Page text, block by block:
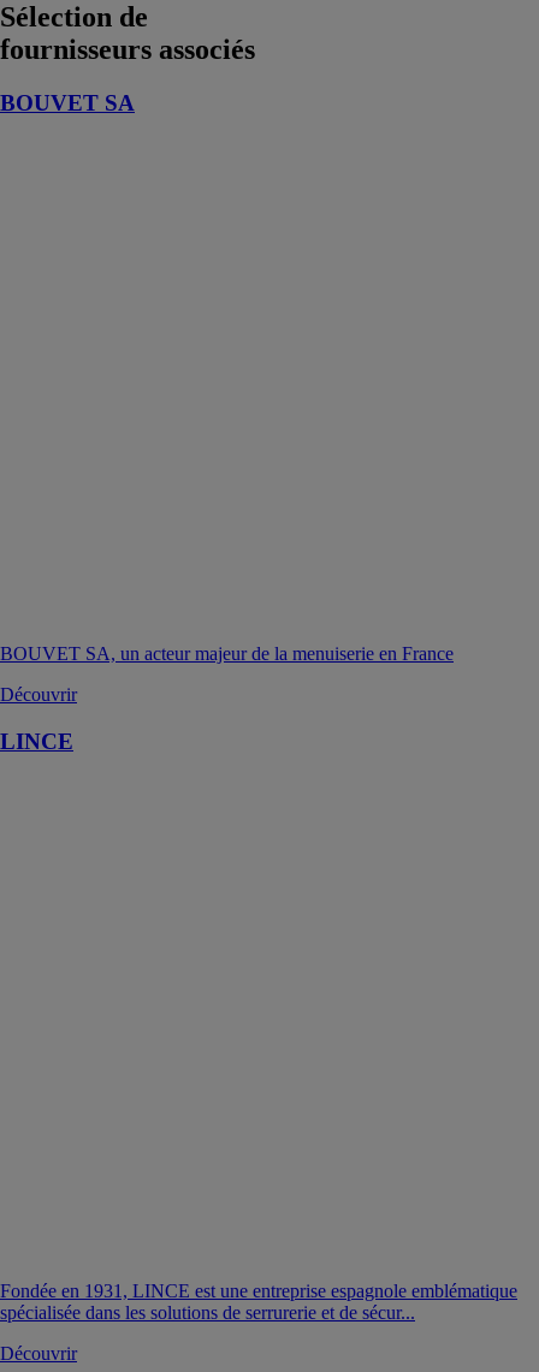
Sélection de
fournisseurs associés
BOUVET SA
BOUVET SA, un acteur majeur de la menuiserie en France
Découvrir
LINCE
Fondée en 1931, LINCE est une entreprise espagnole emblématique
spécialisée dans les solutions de serrurerie et de sécur...
Découvrir